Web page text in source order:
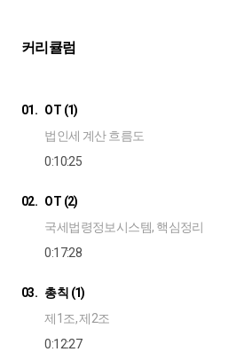
커리큘럼
01. OT (1)
법인세 계산 흐름도
0:10:25
02. OT (2)
국세법령정보시스템, 핵심정리
0:17:28
03. 총칙 (1)
제1조, 제2조
0:12:27